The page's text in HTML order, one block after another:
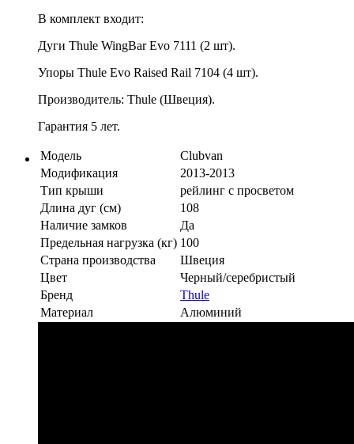
В комплект входит:
Дуги Thule WingBar Evo 7111 (2 шт).
Упоры Thule Evo Raised Rail 7104 (4 шт).
Производитель: Thule (Швеция).
Гарантия 5 лет.
Модель
Clubvan
Модификация
2013-2013
Тип крыши
рейлинг с просветом
Длина дуг (см)
108
Наличие замков
Да
Предельная нагрузка (кг) 100
Страна производства
Швеция
Цвет
Черный/серебристый
Бренд
Thule
Материал
Алюминий